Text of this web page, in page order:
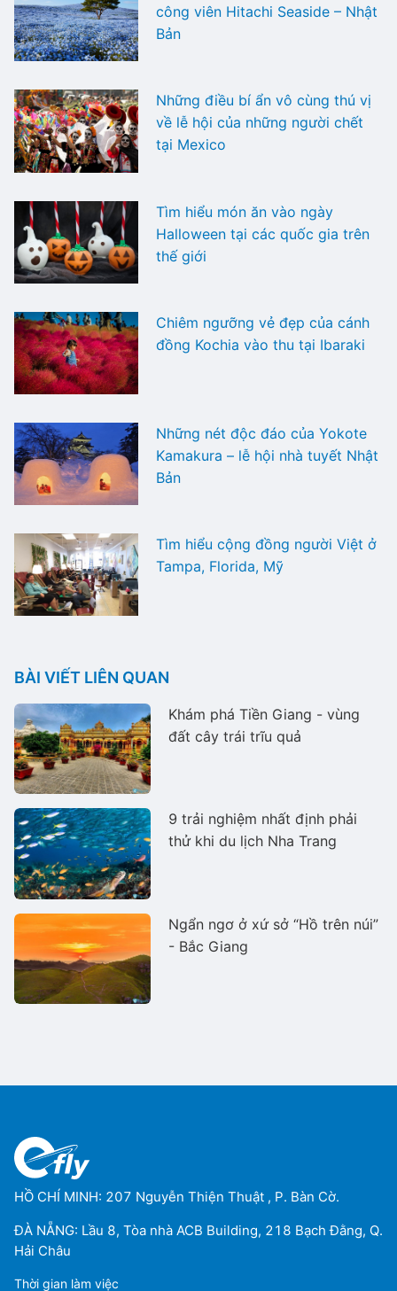
công viên Hitachi Seaside – Nhật
Bản
Những điều bí ẩn vô cùng thú vị
về lễ hội của những người chết
tại Mexico
Tìm hiểu món ăn vào ngày
Halloween tại các quốc gia trên
thế giới
Chiêm ngưỡng vẻ đẹp của cánh
đồng Kochia vào thu tại Ibaraki
Những nét độc đáo của Yokote
Kamakura – lễ hội nhà tuyết Nhật
Bản
Tìm hiểu cộng đồng người Việt ở
Tampa, Florida, Mỹ
BÀI VIẾT LIÊN QUAN
Khám phá Tiền Giang - vùng
đất cây trái trĩu quả
9 trải nghiệm nhất định phải
thử khi du lịch Nha Trang
Ngẩn ngơ ở xứ sở “Hồ trên núi”
- Bắc Giang
HỒ CHÍ MINH: 207 Nguyễn Thiện Thuật , P. Bàn Cờ.
ĐÀ NẴNG: Lầu 8, Tòa nhà ACB Building, 218 Bạch Đằng, Q.
Hải Châu
Thời gian làm việc